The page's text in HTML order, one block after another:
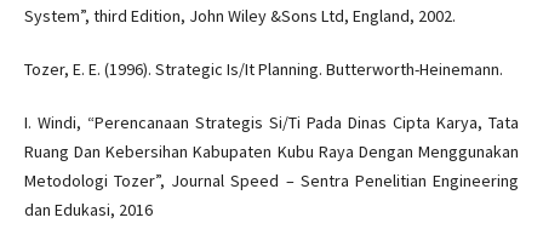
System”, third Edition, John Wiley &Sons Ltd, England, 2002.
Tozer, E. E. (1996). Strategic Is/It Planning. Butterworth-Heinemann.
I. Windi, “Perencanaan Strategis Si/Ti Pada Dinas Cipta Karya, Tata
Ruang Dan Kebersihan Kabupaten Kubu Raya Dengan Menggunakan
Metodologi Tozer”, Journal Speed – Sentra Penelitian Engineering
dan Edukasi, 2016